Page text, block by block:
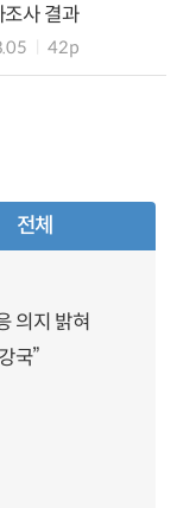
사 결과
42p
전체
의지 밝혀
국”